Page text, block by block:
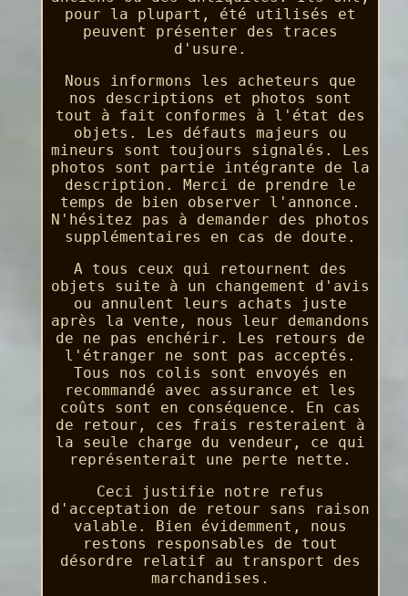
pour la plupart, été utilisés et
peuvent présenter des traces
d'usure.
Nous informons les acheteurs que
nos descriptions et photos sont
tout à fait conformes à l'état des
objets. Les défauts majeurs ou
mineurs sont toujours signalés. Les
photos sont partie intégrante de la
description. Merci de prendre le
temps de bien observer l'annonce.
N'hésitez pas à demander des photos
supplémentaires en cas de doute.
A tous ceux qui retournent des
objets suite à un changement d'avis
ou annulent leurs achats juste
après la vente, nous leur demandons
de ne pas enchérir. Les retours de
l'étranger ne sont pas acceptés.
Tous nos colis sont envoyés en
recommandé avec assurance et les
coûts sont en conséquence. En cas
de retour, ces frais resteraient à
la seule charge du vendeur, ce qui
représenterait une perte nette.
Ceci justifie notre refus
d'acceptation de retour sans raison
valable. Bien évidemment, nous
restons responsables de tout
désordre relatif au transport des
marchandises.